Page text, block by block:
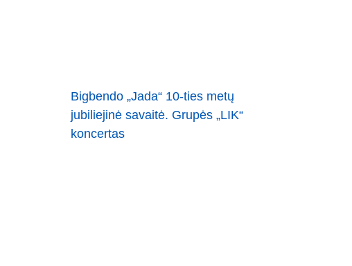
Bigbendo „Jada“ 10-ties metų
jubiliejinė savaitė. Grupės „LIK“
koncertas